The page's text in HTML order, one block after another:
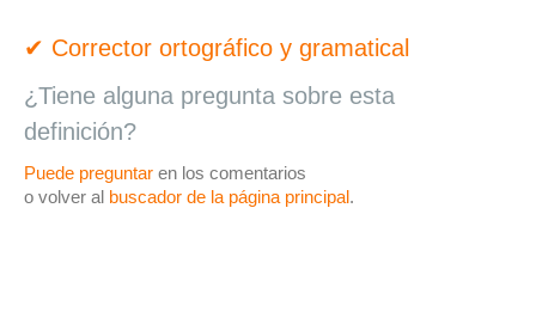
✔ Corrector ortográfico y gramatical
¿Tiene alguna pregunta sobre esta
definición?
Puede preguntar en los comentarios
o volver al buscador de la página principal.